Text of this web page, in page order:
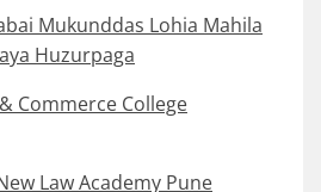
Mukunddas Lohia Mahila
Huzurpaga
Commerce College
Law Academy Pune